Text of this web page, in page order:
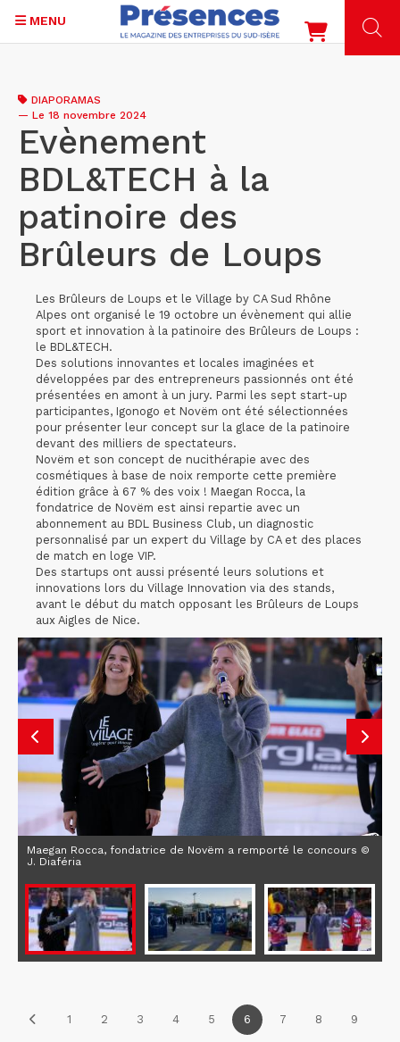
contenu
principal
MENU
DIAPORAMAS
— Le 18 novembre 2024
Evènement
BDL&TECH à la
patinoire des
Brûleurs de Loups
Les Brûleurs de Loups et le Village by CA Sud Rhône
Alpes ont organisé le 19 octobre un évènement qui allie
sport et innovation à la patinoire des Brûleurs de Loups :
le BDL&TECH.
Des solutions innovantes et locales imaginées et
développées par des entrepreneurs passionnés ont été
présentées en amont à un jury. Parmi les sept start-up
participantes, Igonogo et Novëm ont été sélectionnées
pour présenter leur concept sur la glace de la patinoire
devant des milliers de spectateurs.
Novëm et son concept de nucithérapie avec des
cosmétiques à base de noix remporte cette première
édition grâce à 67 % des voix ! Maegan Rocca, la
fondatrice de Novëm est ainsi repartie avec un
abonnement au BDL Business Club, un diagnostic
personnalisé par un expert du Village by CA et des places
de match en loge VIP.
Des startups ont aussi présenté leurs solutions et
innovations lors du Village Innovation via des stands,
avant le début du match opposant les Brûleurs de Loups
aux Aigles de Nice.
Maegan Rocca, fondatrice de Novëm a remporté le concours ©
J. Diaféria
1 2 3 4 5 6 7 8 9